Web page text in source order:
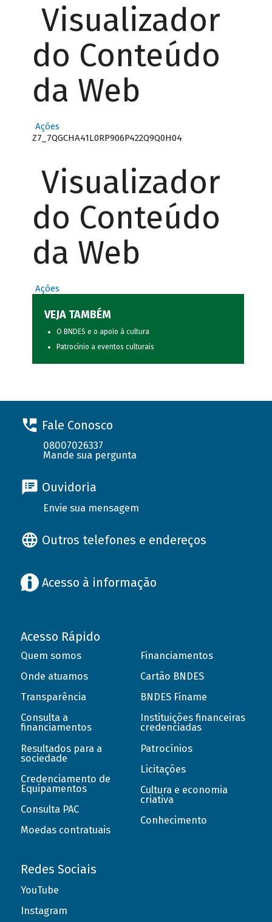
Visualizador
do Conteúdo
da Web
Ações
Z7_7QGCHA41L0RP906P422Q9Q0H04
Visualizador
do Conteúdo
da Web
Ações
VEJA TAMBÉM
O BNDES e o apoio à cultura
Patrocínio a eventos culturais
Fale Conosco
08007026337
Mande sua pergunta
Ouvidoria
Envie sua mensagem
Outros telefones e endereços
Acesso à informação
Acesso Rápido
Quem somos
Onde atuamos
Transparência
Consulta a
financiamentos
Resultados para a
sociedade
Credenciamento de
Equipamentos
Consulta PAC
Moedas contratuais
Financiamentos
Cartão BNDES
BNDES Finame
Instituições financeiras
credenciadas
Patrocínios
Licitações
Cultura e economia
criativa
Conhecimento
Redes Sociais
YouTube
Instagram